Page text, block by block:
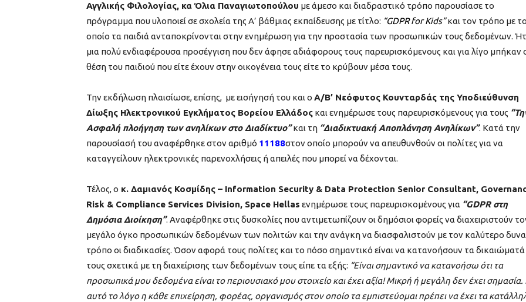
Αγγλικής Φιλολογίας, κα Όλια Παναγιωτοπούλου με άμεσο και διαδραστικό τρόπο παρουσίασε το
πρόγραμμα που υλοποιεί σε σχολεία της Α’ βάθμιας εκπαίδευσης με τίτλο: “GDPR for Kids” και τον τρόπο με
οποίο τα παιδιά ανταποκρίνονται στην ενημέρωση για την προστασία των προσωπικών τους δεδομένων.
μια πολύ ενδιαφέρουσα προσέγγιση που δεν άφησε αδιάφορους τους παρευρισκόμενους και για λίγο μπήκαν
θέση του παιδιού που είτε έχουν στην οικογένεια τους είτε το κρύβουν μέσα τους.
Την εκδήλωση πλαισίωσε, επίσης, με εισήγησή του και ο Α/Β’ Νεόφυτος Κουνταρδάς της Υποδιεύθυνση
Δίωξης Ηλεκτρονικού Εγκλήματος Βορείου Ελλάδος και ενημέρωσε τους παρευρισκόμενους για τους
Ασφαλή πλοήγηση των ανηλίκων στο Διαδίκτυο”και τη “Διαδικτυακή Αποπλάνηση Ανηλίκων”. Κατά την
παρουσίασή του αναφέρθηκε στον αριθμό 11188στον οποίο μπορούν να απευθυνθούν οι πολίτες για να
καταγγείλουν ηλεκτρονικές παρενοχλήσεις ή απειλές που μπορεί να δέχονται.
Τέλος, ο κ. Δαμιανός Κοσμίδης – Information Security & Data Protection Senior Consultant,
Risk & Compliance Services Division, Space Hellas ενημέρωσε τους παρευρισκομένους για “GDPR στη
Δημόσια Διοίκηση”. Αναφέρθηκε στις δυσκολίες που αντιμετωπίζουν οι δημόσιοι φορείς να διαχειριστούν
μεγάλο όγκο προσωπικών δεδομένων των πολιτών και την ανάγκη να διασφαλιστούν με τον καλύτερο
τρόπο οι διαδικασίες. Όσον αφορά τους πολίτες και το πόσο σημαντικό είναι να κατανοήσουν τα δικαιώματά
τους σχετικά με τη διαχείρισης των δεδομένων τους είπε τα εξής: “Είναι σημαντικό να κατανοήσω ότι τα
προσωπικά μου δεδομένα είναι το περιουσιακό μου στοιχείο και έχει αξία! Μικρή ή μεγάλη δεν έχει σημασία.
αυτό το λόγο η κάθε επιχείρηση, φορέας, οργανισμός στον οποίο τα εμπιστεύομαι πρέπει να έχει τα